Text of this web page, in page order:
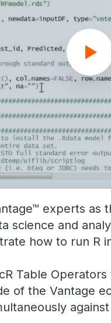
experts as
science and
how to run R
Table
of the Vantage